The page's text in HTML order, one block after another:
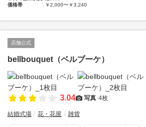
価格帯
￥2,000〜￥3,240
店舗公式
bellbouquet（ベルブーケ）
3.04 写真 4枚
結婚式場 花・花屋 雑貨